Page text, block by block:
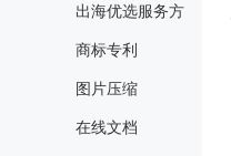
出海优选服务方
商标专利
图片压缩
在线文档